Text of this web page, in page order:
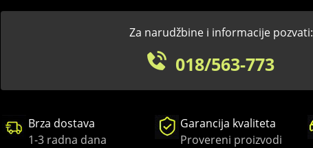
Za narudžbine i informacije pozvati:
018/563-773
Brza dostava
1-3 radna dana
Garancija kvaliteta
Provereni proizvodi